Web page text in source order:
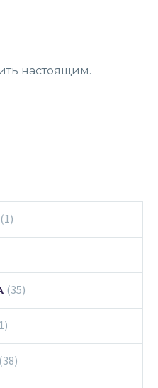
настоящим.
(1)
(35)
(38)